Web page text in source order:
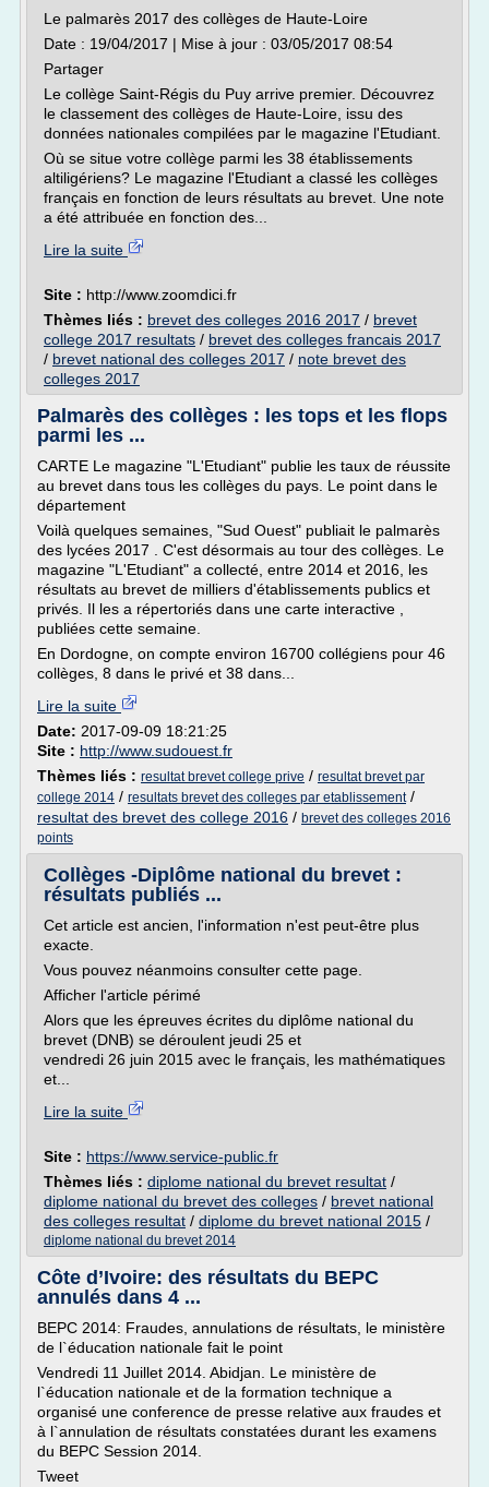
Le palmarès 2017 des collèges de Haute-Loire
Date : 19/04/2017 | Mise à jour : 03/05/2017 08:54
Partager
Le collège Saint-Régis du Puy arrive premier. Découvrez
le classement des collèges de Haute-Loire, issu des
données nationales compilées par le magazine l'Etudiant.
Où se situe votre collège parmi les 38 établissements
altiligériens? Le magazine l'Etudiant a classé les collèges
français en fonction de leurs résultats au brevet. Une note
a été attribuée en fonction des...
Lire la suite
Site : http://www.zoomdici.fr
Thèmes liés : brevet des colleges 2016 2017 / brevet
college 2017 resultats / brevet des colleges francais 2017
/ brevet national des colleges 2017 / note brevet des
colleges 2017
Palmarès des collèges : les tops et les flops
parmi les ...
CARTE Le magazine "L'Etudiant" publie les taux de réussite
au brevet dans tous les collèges du pays. Le point dans le
département
Voilà quelques semaines, "Sud Ouest" publiait le palmarès
des lycées 2017 . C'est désormais au tour des collèges. Le
magazine "L'Etudiant" a collecté, entre 2014 et 2016, les
résultats au brevet de milliers d'établissements publics et
privés. Il les a répertoriés dans une carte interactive ,
publiées cette semaine.
En Dordogne, on compte environ 16700 collégiens pour 46
collèges, 8 dans le privé et 38 dans...
Lire la suite
Date: 2017-09-09 18:21:25
Site : http://www.sudouest.fr
Thèmes liés : resultat brevet college prive / resultat brevet par
college 2014 / resultats brevet des colleges par etablissement/
resultat des brevet des college 2016 / brevet des colleges 2016
points
Collèges -Diplôme national du brevet :
résultats publiés ...
Cet article est ancien, l'information n'est peut-être plus
exacte.
Vous pouvez néanmoins consulter cette page.
Afficher l'article périmé
Alors que les épreuves écrites du diplôme national du
brevet (DNB) se déroulent jeudi 25 et
vendredi 26 juin 2015 avec le français, les mathématiques
et...
Lire la suite
Site : https://www.service-public.fr
Thèmes liés : diplome national du brevet resultat /
diplome national du brevet des colleges / brevet national
des colleges resultat / diplome du brevet national 2015 /
diplome national du brevet 2014
Côte d’Ivoire: des résultats du BEPC
annulés dans 4 ...
BEPC 2014: Fraudes, annulations de résultats, le ministère
de l`éducation nationale fait le point
Vendredi 11 Juillet 2014. Abidjan. Le ministère de
l`éducation nationale et de la formation technique a
organisé une conference de presse relative aux fraudes et
à l`annulation de résultats constatées durant les examens
du BEPC Session 2014.
Tweet